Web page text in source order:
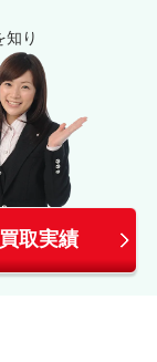
知り
取実績